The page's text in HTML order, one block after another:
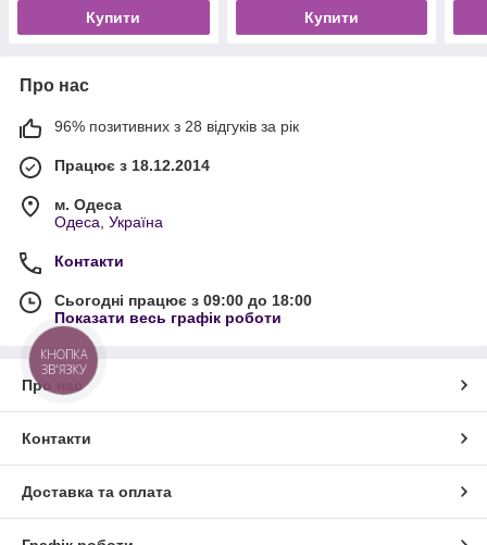
Купити Купити
Про нас
96% позитивних з 28 відгуків за рік
Працює з 18.12.2014
м. Одеса
Одеса, Україна
Контакти
Сьогодні працює з 09:00 до 18:00
Показати весь графік роботи
Про нас
Контакти
Доставка та оплата
КНОПКА
ЗВ'ЯЗКУ